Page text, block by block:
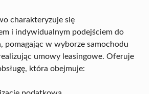
charakteryzuje się
i indywidualnym podejściem do
pomagając w wyborze samochodu
umowy leasingowe. Oferuje
która obejmuje: